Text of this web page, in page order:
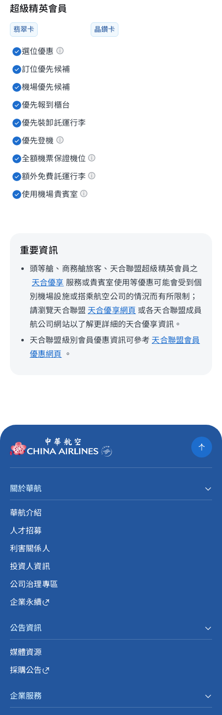
超級精英會員
翡翠卡 晶鑽卡
選位優惠
訂位優先候補
機場優先候補
優先報到櫃台
優先裝卸託運行李
優先登機
全額機票保證機位
額外免費託運行李
使用機場貴賓室
重要資訊
頭等艙、商務艙旅客、天合聯盟超級精英會員之
天合優享 服務或貴賓室使用等優惠可能會受到個
別機場設施或搭乘航空公司的情況而有所限制；
請瀏覽天合聯盟 天合優享網頁 或各天合聯盟成員
航公司網站以了解更詳細的天合優享資訊。
天合聯盟級別會員優惠資訊可參考 天合聯盟會員
優惠網頁 。
關於華航
華航介紹
人才招募
利害關係人
投資人資訊
公司治理專區
企業永續
公告資訊
媒體資源
採購公告
企業服務